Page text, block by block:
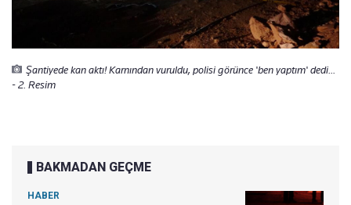
Şantiyede kan aktı! Karnından vuruldu, polisi görünce 'ben yaptım' dedi...
- 2. Resim
BAKMADAN GEÇME
HABER